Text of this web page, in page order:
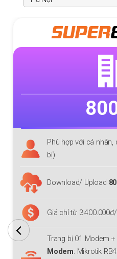
SUPER
Phù hợp với cá nhân,
bị)
Download/ Upload
Giá chỉ từ
Trang bị 01 Modem
Modem: Mikrotik